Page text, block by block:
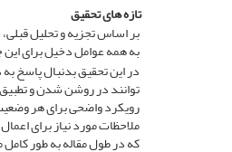
تازه های تحقیق
بر اساس تجزیه و تحلیل
به همه عوامل دخیل برای این
در این تحقیق بدنبال پاسخ
توانند در روشن شدن و
رویکرد واضحی برای هر وضعیت
ملاحظات مورد نیاز برای
که در طول مقاله به طور